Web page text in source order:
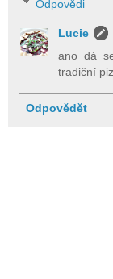
Odpovědi
Lucie
ano dá
tradiční
Odpovědět